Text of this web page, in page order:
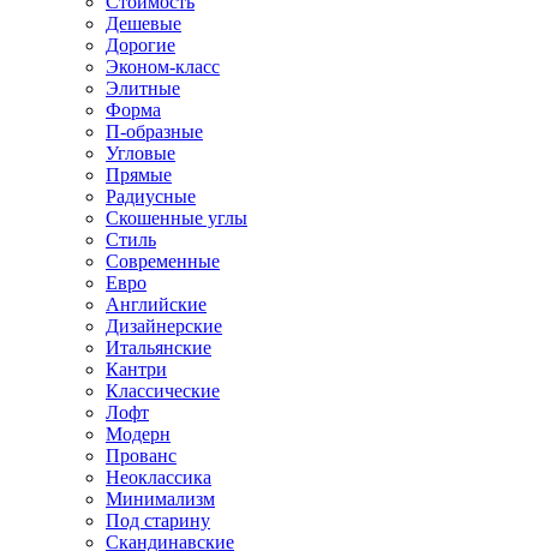
Дешевые
Дорогие
Эконом-класс
Элитные
Форма
П-образные
Угловые
Прямые
Радиусные
Скошенные углы
Стиль
Современные
Евро
Английские
Дизайнерские
Итальянские
Кантри
Классические
Лофт
Модерн
Прованс
Неоклассика
Минимализм
Под старину
Скандинавские